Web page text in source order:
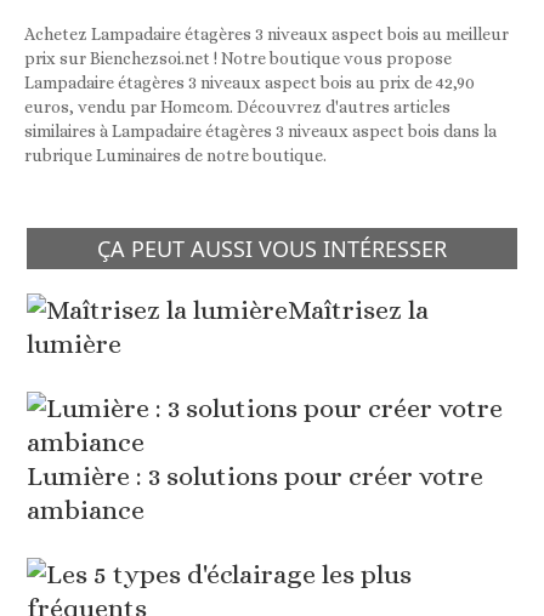
Achetez Lampadaire étagères 3 niveaux aspect bois au meilleur
prix sur Bienchezsoi.net ! Notre boutique vous propose
Lampadaire étagères 3 niveaux aspect bois au prix de 42,90
euros, vendu par Homcom. Découvrez d'autres articles
similaires à Lampadaire étagères 3 niveaux aspect bois dans la
rubrique Luminaires de notre boutique.
ÇA PEUT AUSSI VOUS INTÉRESSER
Maîtrisez la
lumière
Lumière : 3 solutions pour créer votre
ambiance